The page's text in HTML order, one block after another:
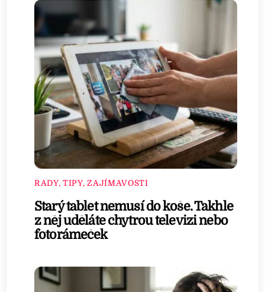
RADY, TIPY, ZAJÍMAVOSTI
Starý tablet nemusí do koše. Takhle
z něj uděláte chytrou televizi nebo
fotorámeček